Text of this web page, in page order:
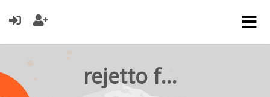
rejetto forum